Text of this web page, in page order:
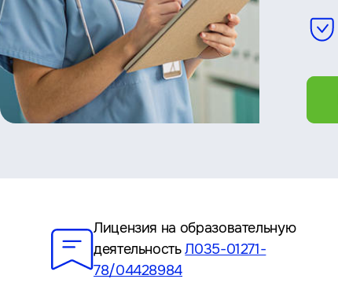
Лицензия на образовательную
деятельностьЛ035-01271-
78/04428984